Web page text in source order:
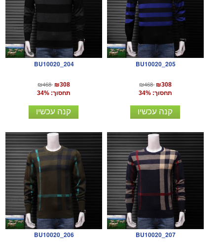
BU10020_204
₪468 ₪308
תחסוך: 34%
קנה עכשיו
BU10020_205
₪468 ₪308
תחסוך: 34%
קנה עכשיו
BU10020_206 BU10020_207